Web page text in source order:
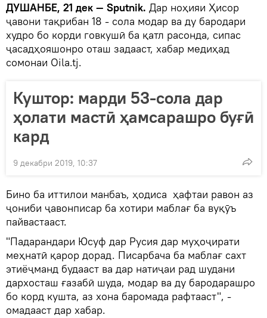
ДУШАНБЕ, 21 дек — Sputnik. Дар ноҳияи Ҳисор
ҷавони тақрибан 18 - сола модар ва ду бародари
худро бо корди говкушӣ ба қатл расонда, сипас
ҷасадҳояшонро оташ задааст, хабар медиҳад
сомонаи Oila.tj.
Куштор: марди 53-сола дар
ҳолати мастӣ ҳамсарашро буғӣ
кард
9 декабри 2019, 10:37
Бино ба иттилои манбаъ, ҳодиса ҳафтаи равон аз
ҷониби ҷавонписар ба хотири маблағ ба вуқӯъ
пайвастааст.
"Падарандари Юсуф дар Русия дар муҳоҷирати
меҳнатӣ қарор дорад. Писарбача ба маблағ сахт
этиёҷманд будааст ва дар натиҷаи рад шудани
дархосташ ғазабӣ шуда, модар ва ду бародарашро
бо корд кушта, аз хона баромада рафтааст", -
омадааст дар хабар.